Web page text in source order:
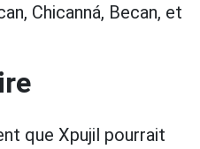
Chicanná, Becan, et
que Xpujil pourrait